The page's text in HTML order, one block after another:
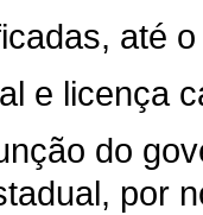
até
e licença
do
por